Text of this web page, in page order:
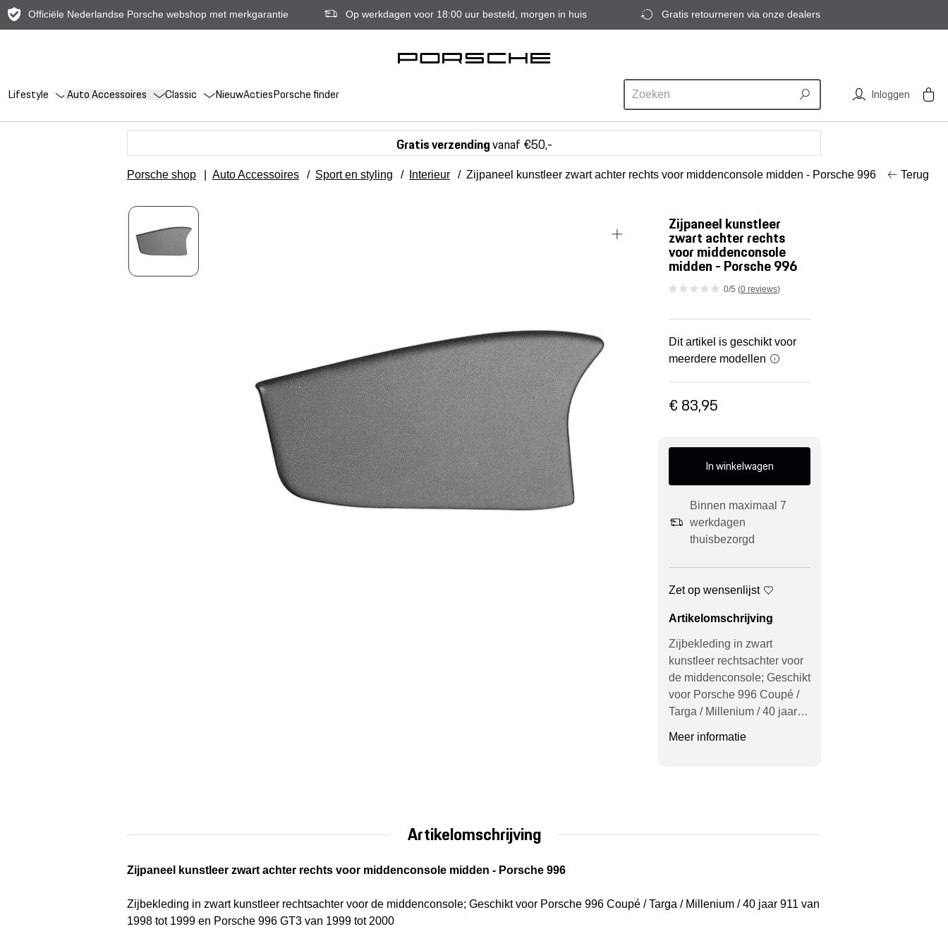
Officiële Nederlandse Porsche webshop met merkgarantie Op werkdagen voor 18:00 uur besteld, morgen in huis Gratis retourneren via onze dealers
Lifestyle Auto Accessoires Classic NieuwActiesPorsche finder Inloggen
Gratis verzendingvanaf €50,-
Porsche shop Auto Accessoires / Sport en styling / Interieur / Zijpaneel kunstleer zwart achter rechts voor middenconsole midden - Porsche 996 Terug
Zijpaneel kunstleer
zwart achter rechts
voor middenconsole
midden - Porsche 996
0/5 (0 reviews)
Dit artikel is geschikt voor
meerdere modellen
€ 83,95
In winkelwagen
Binnen maximaal 7
werkdagen
thuisbezorgd
Zet op wensenlijst
Artikelomschrijving
Zijbekleding in zwart
kunstleer rechtsachter voor
de middenconsole; Geschikt
voor Porsche 996 Coupé /
Targa / Millenium / 40 jaar…
Meer informatie
Artikelomschrijving
Zijpaneel kunstleer zwart achter rechts voor middenconsole midden - Porsche 996
Zijbekleding in zwart kunstleer rechtsachter voor de middenconsole; Geschikt voor Porsche 996 Coupé / Targa / Millenium / 40 jaar 911 van
1998 tot 1999 en Porsche 996 GT3 van 1999 tot 2000